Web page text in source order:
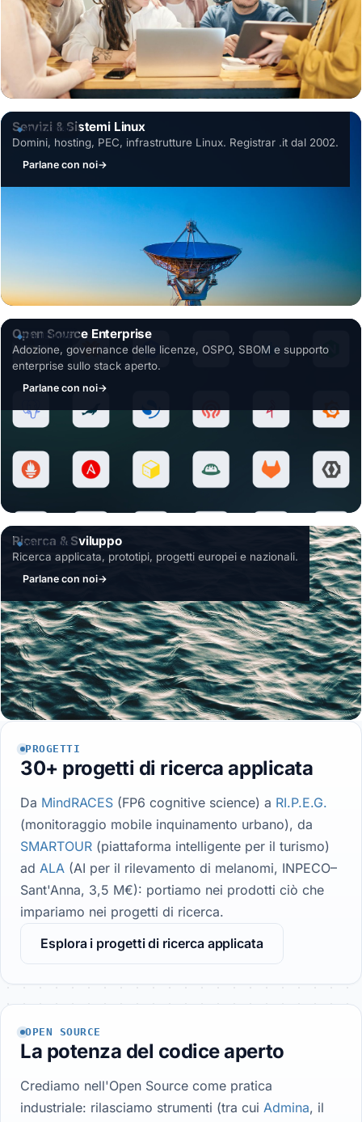
SOLUZIONE
Servizi & Sistemi Linux
Domini, hosting, PEC, infrastrutture Linux. Registrar .it dal 2002.
Parlane con noi→
SOLUZIONE
Open Source Enterprise
Adozione, governance delle licenze, OSPO, SBOM e supporto
enterprise sullo stack aperto.
Parlane con noi→
SOLUZIONE
Ricerca & Sviluppo
Ricerca applicata, prototipi, progetti europei e nazionali.
Parlane con noi→
PROGETTI
30+ progetti di ricerca applicata
Da MindRACES (FP6 cognitive science) a RI.P.E.G.
(monitoraggio mobile inquinamento urbano), da
SMARTOUR (piattaforma intelligente per il turismo)
ad ALA (AI per il rilevamento di melanomi, INPECO–
Sant'Anna, 3,5 M€): portiamo nei prodotti ciò che
impariamo nei progetti di ricerca.
Esplora i progetti di ricerca applicata
OPEN SOURCE
La potenza del codice aperto
Crediamo nell'Open Source come pratica
industriale: rilasciamo strumenti (tra cui Admina, il